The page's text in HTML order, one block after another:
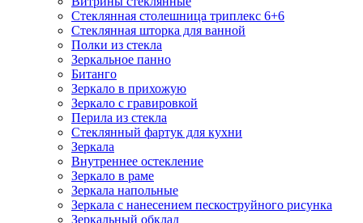
Стеклянная столешница триплекс 6+6
Стеклянная шторка для ванной
Полки из стекла
Зеркальное панно
Битанго
Зеркало в прихожую
Зеркало с гравировкой
Перила из стекла
Стеклянный фартук для кухни
Зеркала
Внутреннее остекление
Зеркало в раме
Зеркала напольные
Зеркала с нанесением пескоструйного рисунка
Зеркальный обклад